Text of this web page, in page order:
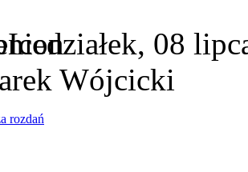
08
Wójcicki
rozdań